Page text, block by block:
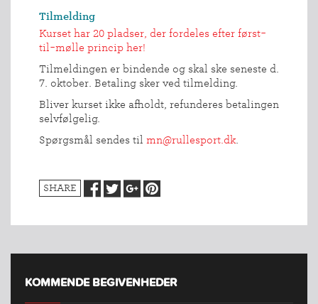
INDMELDELSE
BREDDEPULJE
KONKURRENCER
Tilmelding
Kurset har 20 pladser, der fordeles efter først-
til-mølle princip her!
Tilmeldingen er bindende og skal ske seneste d.
7. oktober. Betaling sker ved tilmelding.
Bliver kurset ikke afholdt, refunderes betalingen
selvfølgelig.
Spørgsmål sendes til mn@rullesport.dk
SHARE
KOMMENDE BEGIVENHEDER